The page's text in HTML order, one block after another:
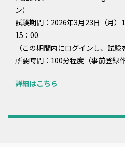
ン）
試験期間：2026年3月23日（月）
15：00
（この期間内にログインし、試験
所要時間：100分程度（事前登録
詳細はこちら